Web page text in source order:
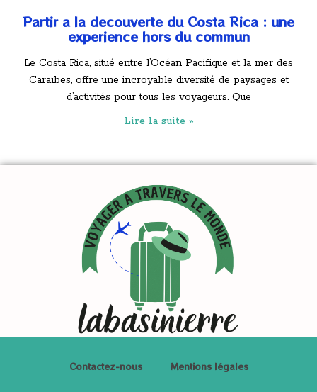
Partir a la decouverte du Costa Rica : une
experience hors du commun
Le Costa Rica, situé entre l’Océan Pacifique et la mer des
Caraïbes, offre une incroyable diversité de paysages et
d’activités pour tous les voyageurs. Que
Lire la suite »
Contactez-nous Mentions légales